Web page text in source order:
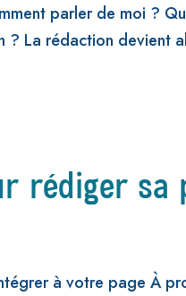
parler de moi ?
? La rédaction devient
rédiger sa
à votre page À